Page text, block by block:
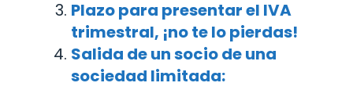
Plazo para presentar el IVA
trimestral, ¡no te lo pierdas!
Salida de un socio de una
sociedad limitada: